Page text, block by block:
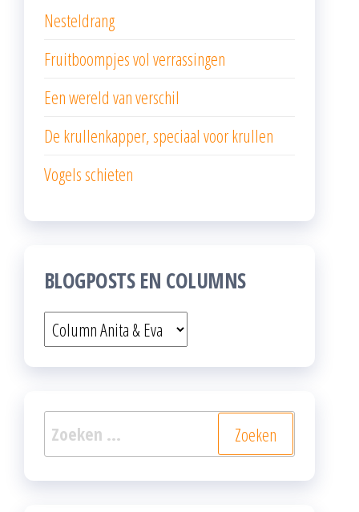
Nesteldrang
Fruitboompjes vol verrassingen
Een wereld van verschil
De krullenkapper, speciaal voor krullen
Vogels schieten
BLOGPOSTS EN COLUMNS
Blogposts
Zoeken
naar: